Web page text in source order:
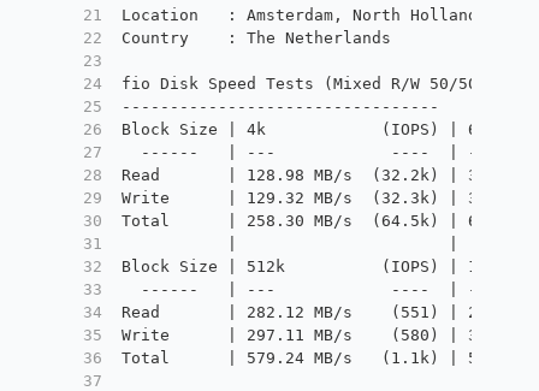
21
22
23
24
25
26
27
28
29
30
31
32
33
34
35
36
37
Location   : Amsterdam, North Holland (NH)
Country    : The Netherlands
fio Disk Speed Tests (Mixed R/W 50/50)
---------------------------------
Block Size | 4k            (IOPS) | 64k
------   | ---            ----  | ----
Read       | 128.98 MB/s  (32.2k) | 305.48
Write      | 129.32 MB/s  (32.3k) | 307.09
Total      | 258.30 MB/s  (64.5k) | 612.57
Block Size | 512k          (IOPS) | 1m
------   | ---            ----  | ----
Read       | 282.12 MB/s    (551) | 283.41
Write      | 297.11 MB/s    (580) | 302.29
Total      | 579.24 MB/s   (1.1k) | 585.71